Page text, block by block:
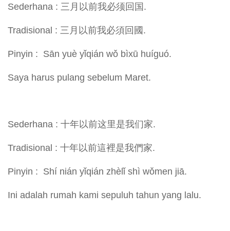
Sederhana : 三月以前我必须回国.
Tradisional : 三月以前我必須回國.
Pinyin : Sān yuè yǐqián wǒ bìxū huíguó.
Saya harus pulang sebelum Maret.
Sederhana : 十年以前这里是我们家.
Tradisional : 十年以前這裡是我們家.
Pinyin : Shí nián yǐqián zhèlǐ shì wǒmen jiā.
Ini adalah rumah kami sepuluh tahun yang lalu.